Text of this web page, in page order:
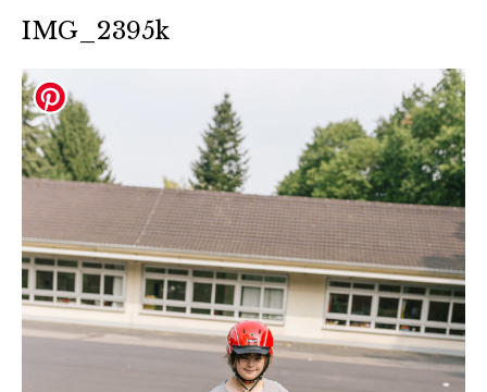
IMG_2395k